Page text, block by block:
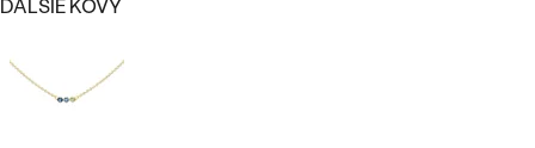
NA MIERUnáušnice
Najpredávanejšie
prstene
ĎALŠIE KOVY